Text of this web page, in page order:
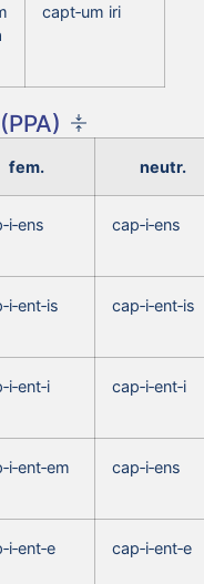
capt‑um iri
fem. neutr.
cap‑i‑ens
cap‑i‑ent‑is
cap‑i‑ent‑i
cap‑i‑ens
cap‑i‑ent‑e